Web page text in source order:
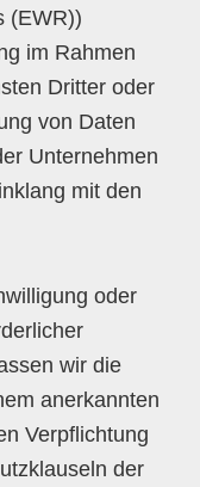
(EWR))
im Rahmen
Dritter oder
von Daten
Unternehmen
mit den
oder
wir die
anerkannten
Verpflichtung
der